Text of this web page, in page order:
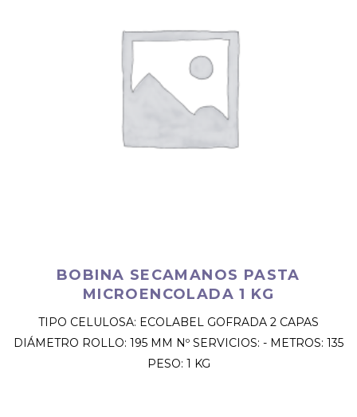
BOBINA SECAMANOS PASTA
MICROENCOLADA 1 KG
TIPO CELULOSA: ECOLABEL GOFRADA 2 CAPAS
DIÁMETRO ROLLO: 195 MM Nº SERVICIOS: - METROS: 135
PESO: 1 KG